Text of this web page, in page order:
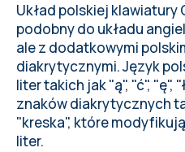
Układ polskiej klawiatury
podobny do układu
ale z dodatkowymi
diakrytycznymi. Język
liter takich jak "ą", "ć", "ę",
znaków diakrytycznych
"kreska", które
liter.